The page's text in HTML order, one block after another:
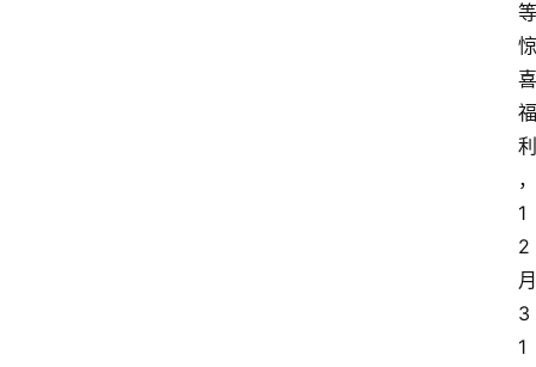
等
惊
喜
福
利
，
1
2
月
3
1